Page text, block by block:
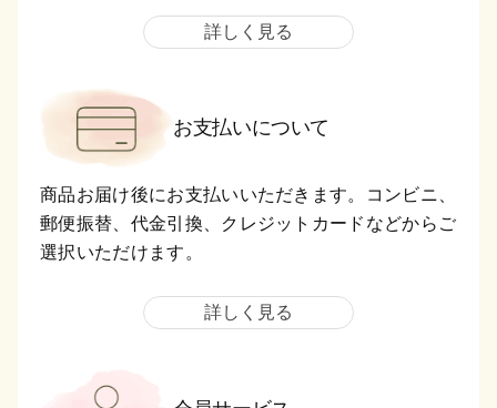
詳しく見る
お支払いについて
商品お届け後にお支払いいただきます。コンビニ、
郵便振替、代金引換、クレジットカードなどからご
選択いただけます。
詳しく見る